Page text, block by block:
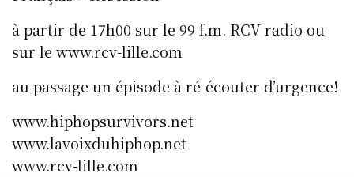
à partir de 17h00 sur le 99 f.m. RCV radio ou
sur le www.rcv-lille.com
au passage un épisode à ré-écouter d’urgence!
www.hiphopsurvivors.net
www.lavoixduhiphop.net
www.rcv-lille.com